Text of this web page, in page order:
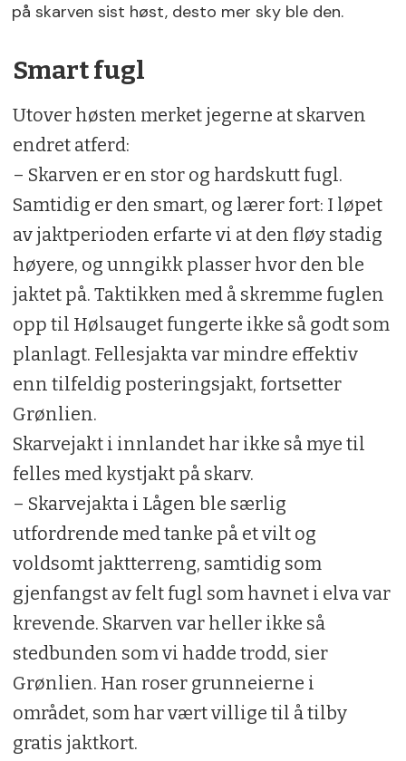
på skarven sist høst, desto mer sky ble den.
Smart fugl
Utover høsten merket jegerne at skarven
endret atferd:
– Skarven er en stor og hardskutt fugl.
Samtidig er den smart, og lærer fort: I løpet
av jaktperioden erfarte vi at den fløy stadig
høyere, og unngikk plasser hvor den ble
jaktet på. Taktikken med å skremme fuglen
opp til Hølsauget fungerte ikke så godt som
planlagt. Fellesjakta var mindre effektiv
enn tilfeldig posteringsjakt, fortsetter
Grønlien.
Skarvejakt i innlandet har ikke så mye til
felles med kystjakt på skarv.
– Skarvejakta i Lågen ble særlig
utfordrende med tanke på et vilt og
voldsomt jaktterreng, samtidig som
gjenfangst av felt fugl som havnet i elva var
krevende. Skarven var heller ikke så
stedbunden som vi hadde trodd, sier
Grønlien. Han roser grunneierne i
området, som har vært villige til å tilby
gratis jaktkort.